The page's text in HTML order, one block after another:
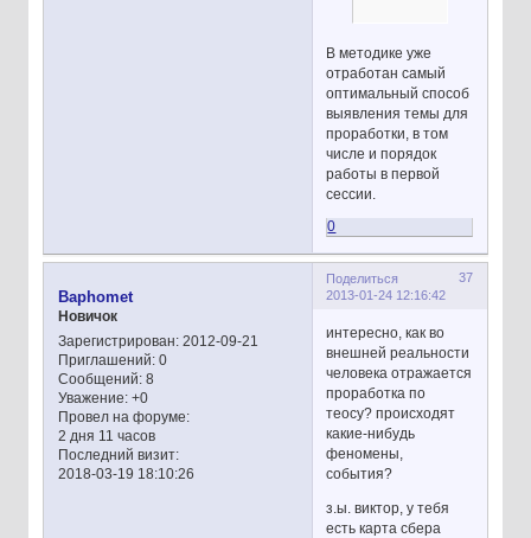
В методике уже
отработан самый
оптимальный способ
выявления темы для
проработки, в том
числе и порядок
работы в первой
сессии.
0
Поделиться
37
2013-01-24 12:16:42
Baphomet
Новичок
Зарегистрирован: 2012-09-21
Приглашений:0
Сообщений:8
Уважение: +0
Провел на форуме:
2 дня 11 часов
Последний визит:
2018-03-19 18:10:26
интересно, как во
внешней реальности
человека отражается
проработка по
теосу? происходят
какие-нибудь
феномены,
события?
з.ы. виктор, у тебя
есть карта сбера